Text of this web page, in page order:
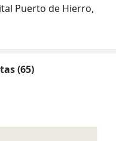
Puerto de Hierro,
(65)